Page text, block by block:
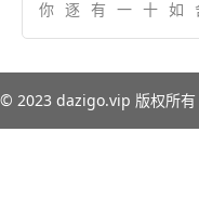
你 逐 有 一 十 如
© 2023 dazigo.vip 版权所